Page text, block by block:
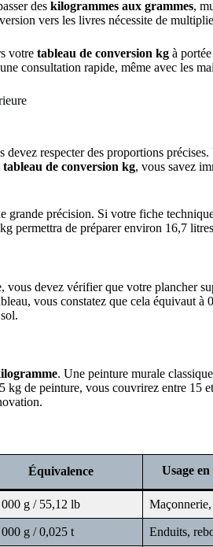
des kilogrammes aux grammes,
vers les livres nécessite de
votre tableau de conversion kg à
consultation rapide, même avec les
devez respecter des proportions précises.
tableau de conversion kg, vous savez
grande précision. Si votre fiche
permettra de préparer environ 16,7
vous devez vérifier que votre plancher
vous constatez que cela équivaut à
. Une peinture murale
de peinture, vous couvrirez entre 15
Équivalence Usage
000 g / 55,12 lb
g / 0,025 t Enduits,